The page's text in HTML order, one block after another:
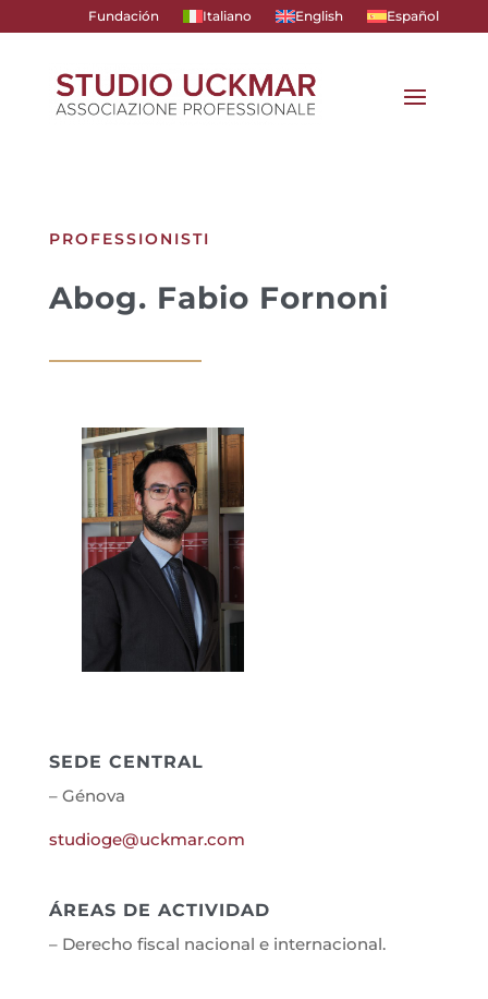
Fundación Italiano English Español
PROFESSIONISTI
Abog. Fabio Fornoni
SEDE CENTRAL
– Génova
studioge@uckmar.com
ÁREAS DE ACTIVIDAD
– Derecho fiscal nacional e internacional.